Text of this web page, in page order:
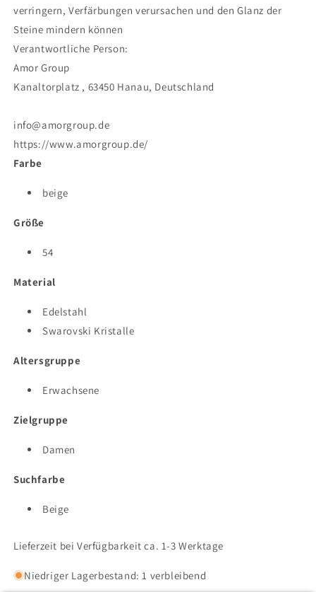
verringern, Verfärbungen verursachen und den Glanz der
Steine mindern können
Verantwortliche Person:
Amor Group
Kanaltorplatz , 63450 Hanau, Deutschland
info@amorgroup.de
https://www.amorgroup.de/
Farbe
beige
Größe
54
Material
Edelstahl
Swarovski Kristalle
Altersgruppe
Erwachsene
Zielgruppe
Damen
Suchfarbe
Beige
Lieferzeit bei Verfügbarkeit ca. 1-3 Werktage
Niedriger Lagerbestand: 1 verbleibend